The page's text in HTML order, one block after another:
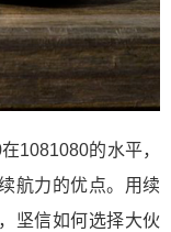
1081080的水平，
航力的优点。用续
坚信如何选择大伙